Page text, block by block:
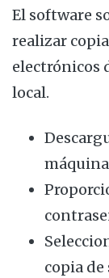
El software
realizar
electrónicos
local.
copia